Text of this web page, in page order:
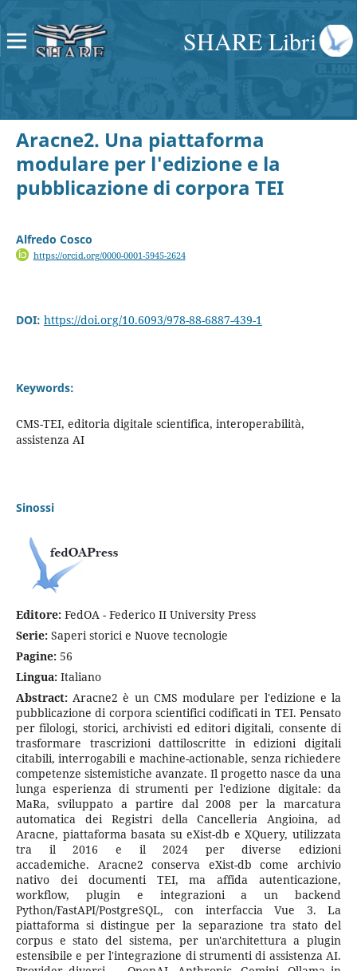
SHARE Libri
Aracne2. Una piattaforma
modulare per l'edizione e la
pubblicazione di corpora TEI
Alfredo Cosco
https://orcid.org/0000-0001-5945-2624
DOI: https://doi.org/10.6093/978-88-6887-439-1
Keywords:
CMS-TEI, editoria digitale scientifica, interoperabilità,
assistenza AI
Sinossi
Editore:FedOA - Federico II University Press
Serie: Saperi storici e Nuove tecnologie
Pagine:56
Lingua: Italiano
Abstract:Aracne2 è un CMS modulare per l'edizione e la
pubblicazione di corpora scientifici codificati in TEI. Pensato
per filologi, storici, archivisti ed editori digitali, consente di
trasformare trascrizioni dattiloscritte in edizioni digitali
citabili, interrogabili e machine-actionable, senza richiedere
competenze sistemistiche avanzate. Il progetto nasce da una
lunga esperienza di strumenti per l'edizione digitale: da
MaRa, sviluppato a partire dal 2008 per la marcatura
automatica dei Registri della Cancelleria Angioina, ad
Aracne, piattaforma basata su eXist-db e XQuery, utilizzata
tra il 2016 e il 2024 per diverse edizioni
accademiche. Aracne2 conserva eXist-db come archivio
nativo dei documenti TEI, ma affida autenticazione,
workflow, plugin e integrazioni a un backend
Python/FastAPI/PostgreSQL, con interfaccia Vue 3. La
piattaforma si distingue per la separazione tra stato del
corpus e stato del sistema, per un'architettura a plugin
estensibile e per l'integrazione di strumenti di assistenza AI.